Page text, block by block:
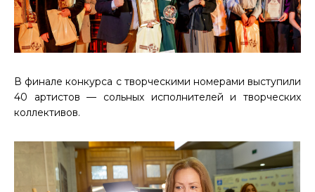
В финале конкурса с творческими номерами выступили
40 артистов — сольных исполнителей и творческих
коллективов.